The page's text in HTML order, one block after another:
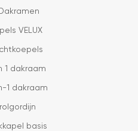
VELUX
1 dakraam
1 dakraam
rolgordijn
basis